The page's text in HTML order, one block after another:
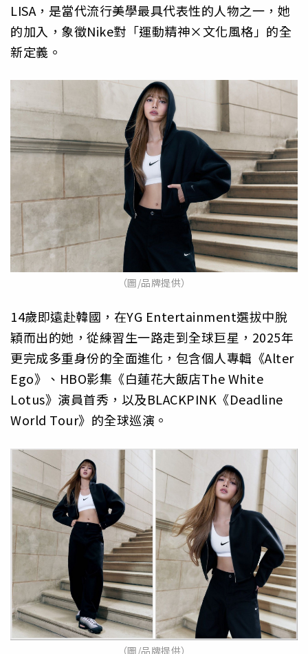
LISA，是當代流行美學最具代表性的人物之一，她
的加入，象徵Nike對「運動精神×文化風格」的全
新定義。
（圖/品牌提供）
14歲即遠赴韓國，在YG Entertainment選拔中脫
穎而出的她，從練習生一路走到全球巨星，2025年
更完成多重身份的全面進化，包含個人專輯《Alter
Ego》、HBO影集《白蓮花大飯店The White
Lotus》演員首秀，以及BLACKPINK《Deadline
World Tour》的全球巡演。
（圖/品牌提供）